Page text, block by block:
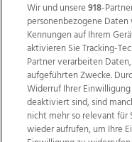
Wir und unsere918-
personenbezogene
Kennungen auf Ihrem
aktivieren Sie Tracking-
Partner verarbeiten
aufgeführten Zwecke.
Widerruf Ihrer
deaktiviert sind, sind
nicht mehr so relevant für
wieder aufrufen, um Ihre